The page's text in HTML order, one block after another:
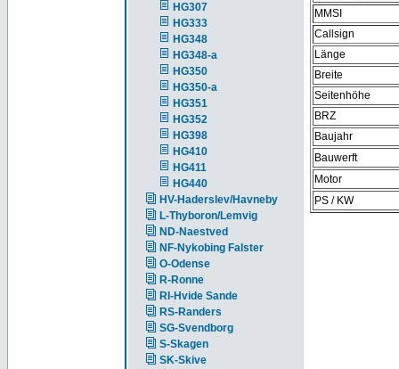
HG307
HG333
HG348
HG348-a
HG350
HG350-a
HG351
HG352
HG398
HG410
HG411
HG440
HV-Haderslev/Havneby
L-Thyboron/Lemvig
ND-Naestved
NF-Nykobing Falster
O-Odense
R-Ronne
RI-Hvide Sande
RS-Randers
SG-Svendborg
S-Skagen
SK-Skive
MMSI
Callsign
Länge
Breite
Seitenhöhe
BRZ
Baujahr
Bauwerft
Motor
PS / KW